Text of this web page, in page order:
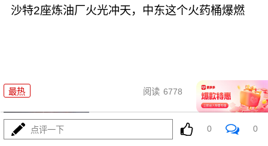
沙特2座炼油厂火光冲天，中东这个火药桶爆燃
最热 阅读 6778 07-31
大闹利雅得：波斯无人机是如何
炸开了CIA秘巢
点评一下 0 0